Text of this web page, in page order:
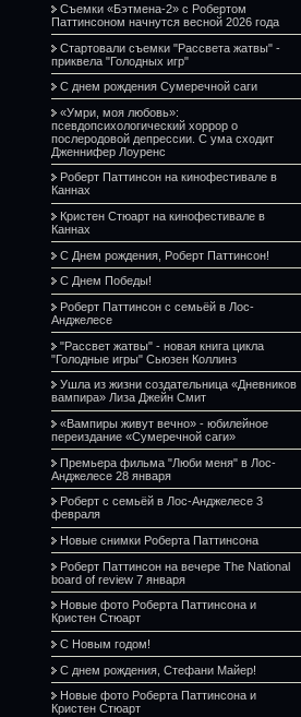
Съемки «Бэтмена-2» с Робертом
Паттинсоном начнутся весной 2026 года
Стартовали съемки "Рассвета жатвы" -
приквела "Голодных игр"
С днем рождения Сумеречной саги
«Умри, моя любовь»:
псевдопсихологический хоррор о
послеродовой депрессии. С ума сходит
Дженнифер Лоуренс
Роберт Паттинсон на кинофестивале в
Каннах
Кристен Стюарт на кинофестивале в
Каннах
С Днем рождения, Роберт Паттинсон!
С Днем Победы!
Роберт Паттинсон с семьёй в Лос-
Анджелесе
"Рассвет жатвы" - новая книга цикла
"Голодные игры" Сьюзен Коллинз
Ушла из жизни создательница «Дневников
вампира» Лиза Джейн Смит
«Вампиры живут вечно» - юбилейное
переиздание «Сумеречной саги»
Премьера фильма "Люби меня" в Лос-
Анджелесе 28 января
Роберт с семьёй в Лос-Анджелесе 3
февраля
Новые снимки Роберта Паттинсона
Роберт Паттинсон на вечере The National
board of review 7 января
Новые фото Роберта Паттинсона и
Кристен Стюарт
С Новым годом!
С днем рождения, Стефани Майер!
Новые фото Роберта Паттинсона и
Кристен Стюарт